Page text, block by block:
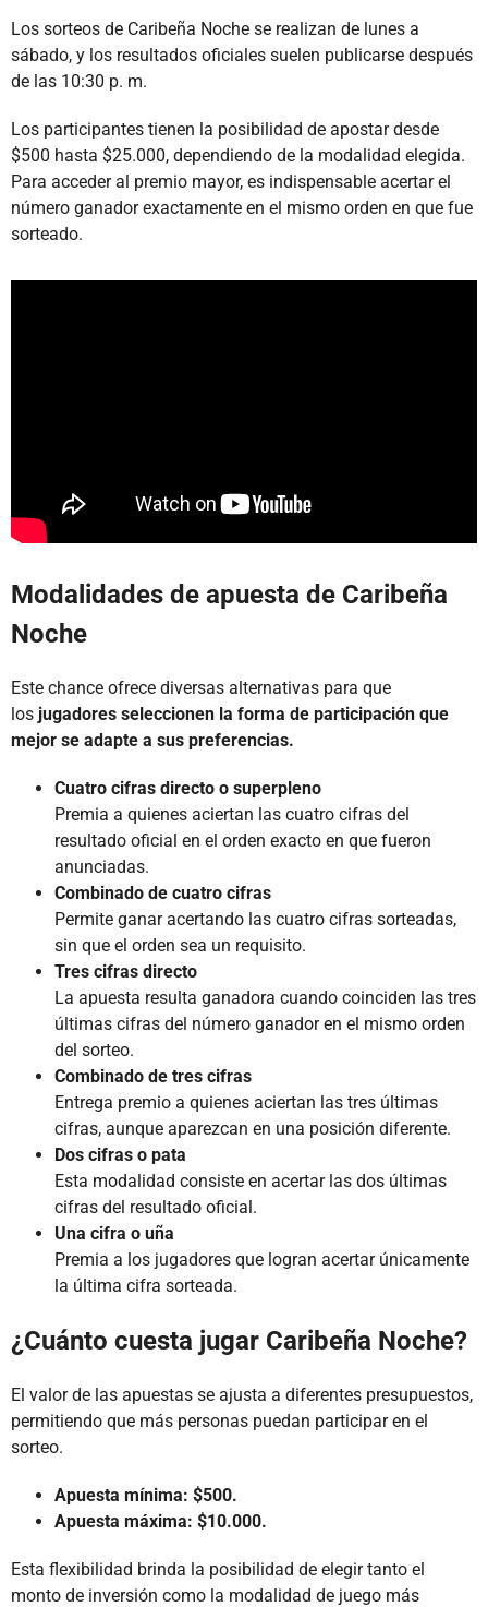
Los sorteos de Caribeña Noche se realizan de lunes a
sábado, y los resultados oficiales suelen publicarse después
de las 10:30 p. m.
Los participantes tienen la posibilidad de apostar desde
$500 hasta $25.000, dependiendo de la modalidad elegida.
Para acceder al premio mayor, es indispensable acertar el
número ganador exactamente en el mismo orden en que fue
sorteado.
Modalidades de apuesta de Caribeña
Noche
Este chance ofrece diversas alternativas para que
los jugadores seleccionen la forma de participación que
mejor se adapte a sus preferencias.
Cuatro cifras directo o superpleno
Premia a quienes aciertan las cuatro cifras del
resultado oficial en el orden exacto en que fueron
anunciadas.
Combinado de cuatro cifras
Permite ganar acertando las cuatro cifras sorteadas,
sin que el orden sea un requisito.
Tres cifras directo
La apuesta resulta ganadora cuando coinciden las tres
últimas cifras del número ganador en el mismo orden
del sorteo.
Combinado de tres cifras
Entrega premio a quienes aciertan las tres últimas
cifras, aunque aparezcan en una posición diferente.
Dos cifras o pata
Esta modalidad consiste en acertar las dos últimas
cifras del resultado oficial.
Una cifra o uña
Premia a los jugadores que logran acertar únicamente
la última cifra sorteada.
¿Cuánto cuesta jugar Caribeña Noche?
El valor de las apuestas se ajusta a diferentes presupuestos,
permitiendo que más personas puedan participar en el
sorteo.
Apuesta mínima: $500.
Apuesta máxima: $10.000.
Esta flexibilidad brinda la posibilidad de elegir tanto el
monto de inversión como la modalidad de juego más